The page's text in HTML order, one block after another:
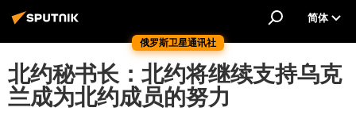
俄罗斯卫星通讯社
简体
北约秘书长：北约将继续支持乌克
兰成为北约成员的努力